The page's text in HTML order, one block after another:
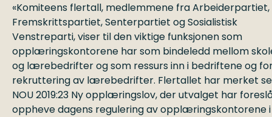
«Komiteens flertall, medlemmene fra Arbeiderpartiet,
Fremskrittspartiet, Senterpartiet og Sosialistisk
Venstreparti, viser til den viktige funksjonen som
opplæringskontorene har som bindeledd mellom
og lærebedrifter og som ressurs inn i bedriftene og
rekruttering av lærebedrifter. Flertallet har merket
NOU 2019:23 Ny opplæringslov, der utvalget har
oppheve dagens regulering av opplæringskontorene i